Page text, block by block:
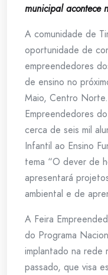
municipal acontece
A comunidade de
oportunidade de
empreendedores
de ensino no
Maio, Centro
Empreendedores
cerca de seis mil
Infantil ao Ensino
tema “O dever de
apresentará
ambiental e de
A Feira
do Programa
implantado na rede
passado, que visa